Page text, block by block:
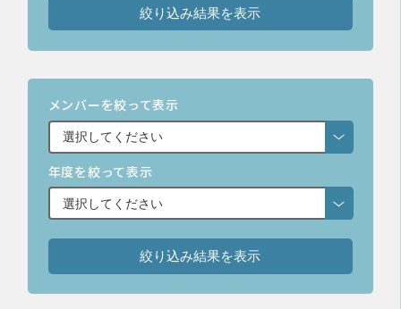
メンバーを絞って表示
年度を絞って表示